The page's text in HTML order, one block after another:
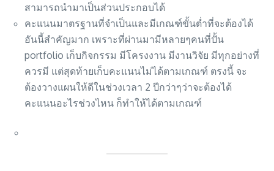
สามารถนำมาเป็นส่วนประกอบได้
คะแนนมาตรฐานที่จำเป็นและมีเกณฑ์ขั้นต่ำที่จะต้องได้
อันนี้สำคัญมาก เพราะที่ผ่านมามีหลายๆคนที่ปั้น
portfolio เก็บกิจกรรม มีโครงงาน มีงานวิจัย มีทุกอย่างที่
ควรมี แต่สุดท้ายเก็บคะแนนไม่ได้ตามเกณฑ์ ตรงนี้ จะ
ต้องวางแผนให้ดีในช่วงเวลา 2 ปีกว่าๆว่าจะต้องได้
คะแนนอะไรช่วงไหน ก็ทำให้ได้ตามเกณฑ์